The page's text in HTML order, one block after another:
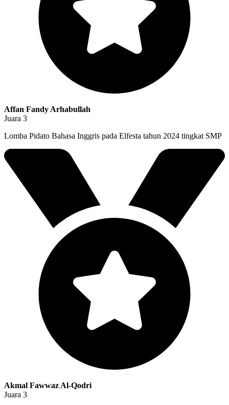
Affan Fandy Arhabullah
Juara 3
Lomba Pidato Bahasa Inggris pada Elfesta tahun 2024 tingkat SMP
Akmal Fawwaz Al-Qodri
Juara 3